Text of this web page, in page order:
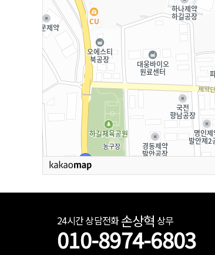
24시간 상담전화손상혁 상무
010-8974-6803